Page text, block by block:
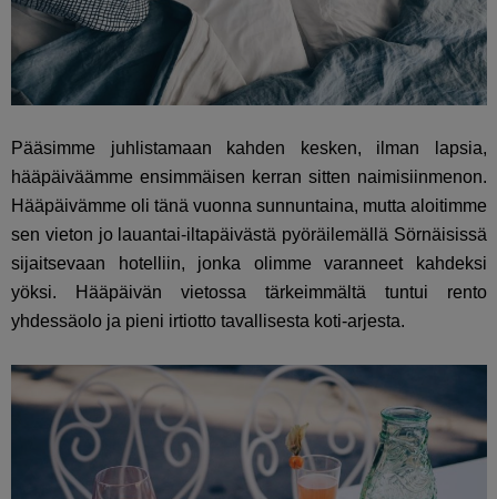
Pääsimme juhlistamaan kahden kesken, ilman lapsia,
hääpäiväämme ensimmäisen kerran sitten naimisiinmenon.
Hääpäivämme oli tänä vuonna sunnuntaina, mutta aloitimme
sen vieton jo lauantai-iltapäivästä pyöräilemällä Sörnäisissä
sijaitsevaan hotelliin, jonka olimme varanneet kahdeksi
yöksi. Hääpäivän vietossa tärkeimmältä tuntui rento
yhdessäolo ja pieni irtiotto tavallisesta koti-arjesta.